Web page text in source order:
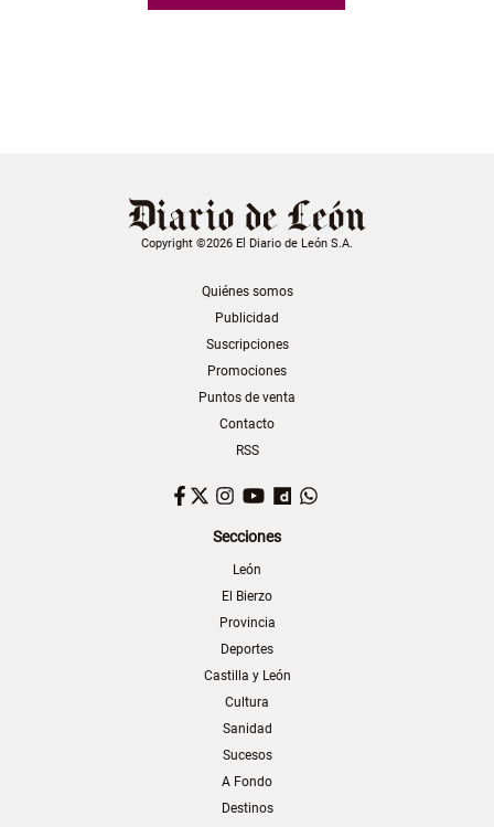
Copyright ©2026 El Diario de León S.A.
Quiénes somos
Publicidad
Suscripciones
Promociones
Puntos de venta
Contacto
RSS
Facebook
TwitterInstagram
YouTubeDailymotion
Secciones
León
El Bierzo
Provincia
Deportes
Castilla y León
Cultura
Sanidad
Sucesos
A Fondo
Destinos